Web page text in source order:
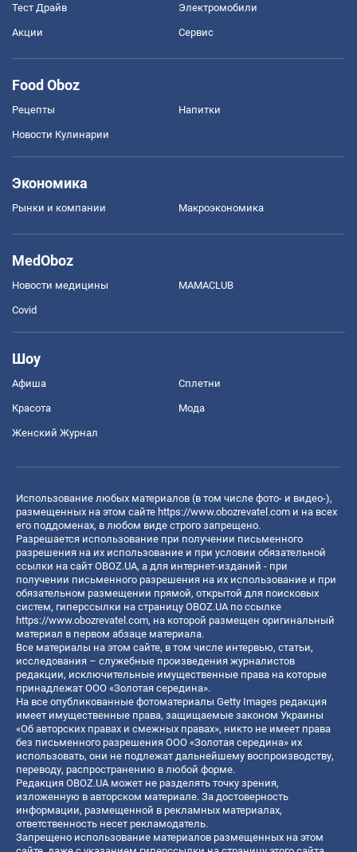
Тест Драйв Электромобили
Акции Сервис
Food Oboz
Рецепты Напитки
Новости Кулинарии
Экономика
Рынки и компании Mакроэкономика
MedOboz
Новости медицины MAMACLUB
Covid
Шоу
Афиша Сплетни
Красота Мода
Женский Журнал
Использование любых материалов (в том числе фото- и видео-),
размещенных на этом сайте https://www.obozrevatel.com и на всех
его поддоменах, в любом виде строго запрещено.
Разрешается использование при получении письменного
разрешения на их использование и при условии обязательной
ссылки на сайт OBOZ.UA, а для интернет-изданий - при
получении письменного разрешения на их использование и при
обязательном размещении прямой, открытой для поисковых
систем, гиперссылки на страницу OBOZ.UA по ссылке
https://www.obozrevatel.com, на которой размещен оригинальный
материал в первом абзаце материала.
Все материалы на этом сайте, в том числе интервью, статьи,
исследования – служебные произведения журналистов
редакции, исключительные имущественные права на которые
принадлежат ООО «Золотая середина».
На все опубликованные фотоматериалы Getty Images редакция
имеет имущественные права, защищаемые законом Украины
«Об авторских правах и смежных правах», никто не имеет права
без письменного разрешения ООО «Золотая середина» их
использовать, они не подлежат дальнейшему воспроизводству,
переводу, распространению в любой форме.
Редакция OBOZ.UA может не разделять точку зрения,
изложенную в авторском материале. За достоверность
информации, размещенной в рекламных материалах,
ответственность несет рекламодатель.
Запрещено использование материалов размещенных на этом